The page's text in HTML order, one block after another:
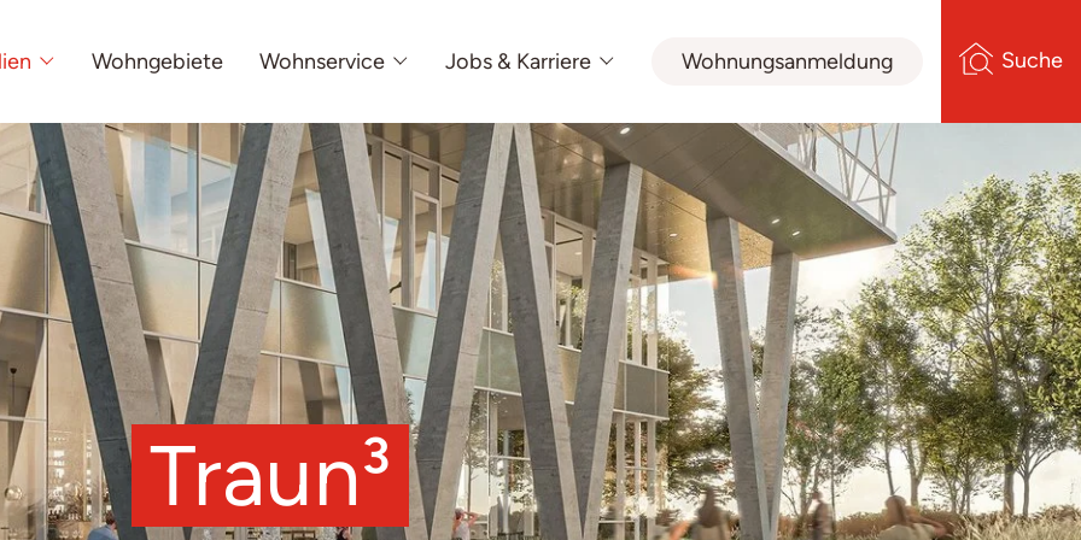
Wohngebiete Wohnservice Jobs & Karriere Wohnungsanmeldung Suche
Traun³